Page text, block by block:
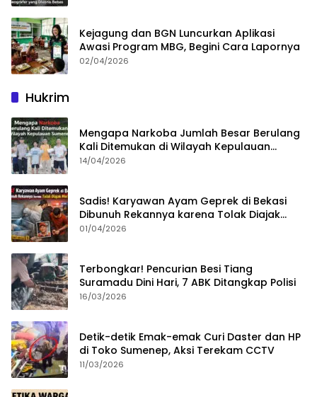
Kejagung dan BGN Luncurkan Aplikasi
Awasi Program MBG, Begini Cara Lapornya
02/04/2026
Hukrim
Mengapa Narkoba Jumlah Besar Berulang
Kali Ditemukan di Wilayah Kepulauan
Sumenep?
14/04/2026
Sadis! Karyawan Ayam Geprek di Bekasi
Dibunuh Rekannya karena Tolak Diajak
Merampok Majikan
01/04/2026
Terbongkar! Pencurian Besi Tiang
Suramadu Dini Hari, 7 ABK Ditangkap Polisi
16/03/2026
Detik-detik Emak-emak Curi Daster dan HP
di Toko Sumenep, Aksi Terekam CCTV
11/03/2026